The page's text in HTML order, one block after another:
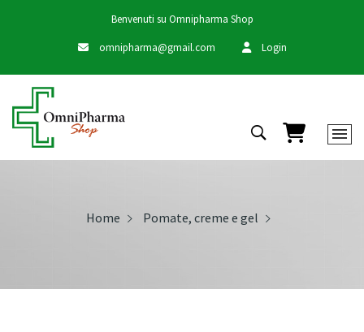
Benvenuti su Omnipharma Shop
omnipharma@gmail.com Login
Carrello
Home Pomate, creme e gel